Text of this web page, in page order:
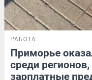
РАБОТА
Приморье
среди
зарплатные